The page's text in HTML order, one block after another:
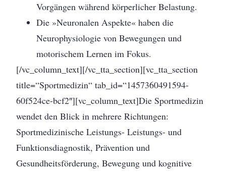
Vorgängen während körperlicher Belastung.
Die »Neuronalen Aspekte« haben die
Neurophysiologie von Bewegungen und
motorischem Lernen im Fokus.
[/vc_column_text][/vc_tta_section][vc_tta_section
title=“Sportmedizin“ tab_id=“1457360491594-
60f524ce-bcf2″][vc_column_text]Die Sportmedizin
wendet den Blick in mehrere Richtungen:
Sportmedizinische Leistungs- Leistungs- und
Funktionsdiagnostik, Prävention und
Gesundheitsförderung, Bewegung und kognitive